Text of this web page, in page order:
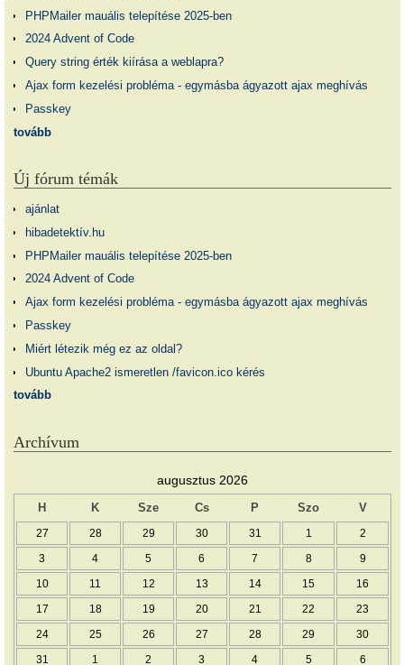
PHPMailer mauális telepítése 2025-ben
2024 Advent of Code
Query string érték kiírása a weblapra?
Ajax form kezelési probléma - egymásba ágyazott ajax meghívás
Passkey
tovább
Új fórum témák
ajánlat
hibadetektív.hu
PHPMailer mauális telepítése 2025-ben
2024 Advent of Code
Ajax form kezelési probléma - egymásba ágyazott ajax meghívás
Passkey
Miért létezik még ez az oldal?
Ubuntu Apache2 ismeretlen /favicon.ico kérés
tovább
Archívum
augusztus 2026
H K Sze Cs P Szo V
27 28 29 30 31 1 2
3 4 5 6 7 8 9
10 11 12 13 14 15 16
17 18 19 20 21 22 23
24 25 26 27 28 29 30
31 1 2 3 4 5 6